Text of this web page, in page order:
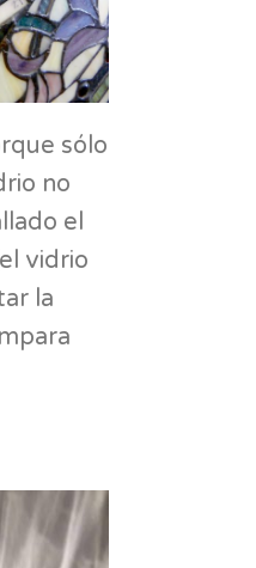
sólo
no
el
vidrio
la